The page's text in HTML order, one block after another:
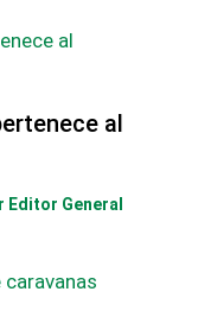
al
Editor General